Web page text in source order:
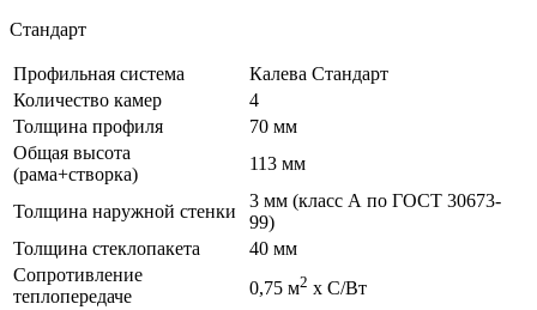
Стандарт
Профильная система
Калева Стандарт
Количество камер
4
Толщина профиля
70 мм
Общая высота
(рама+створка)
113 мм
Толщина наружной стенки
3 мм (класс А по ГОСТ 30673-
99)
Толщина стеклопакета
40 мм
Сопротивление
теплопередаче
0,75 м2 х С/Вт